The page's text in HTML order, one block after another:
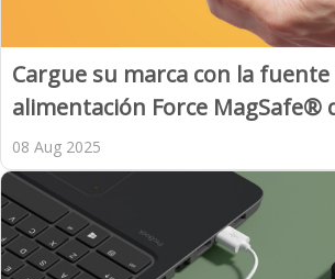
Cargue su marca con la fuente
alimentación Force MagSafe®
08 Aug 2025